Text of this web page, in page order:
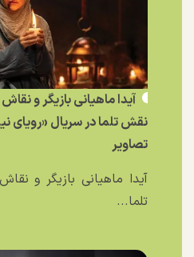
آیدا ماهیانی بازیگر و نقاش
نقش تلما در سریال
تصاویر
آیدا ماهیانی بازیگر و
تلما...